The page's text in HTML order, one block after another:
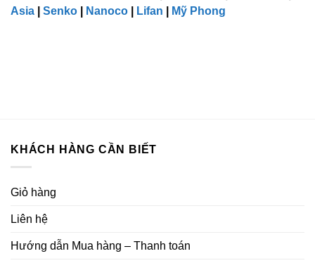
Asia
Senko Nanoco Lifan Mỹ Phong
KHÁCH HÀNG CẦN BIẾT
Giỏ hàng
Liên hệ
Hướng dẫn Mua hàng – Thanh toán